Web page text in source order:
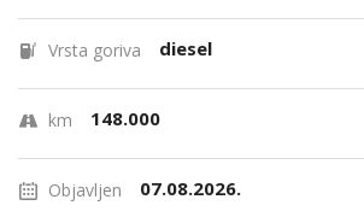
Vrsta goriva diesel
km 148.000
Objavljen 07.08.2026.